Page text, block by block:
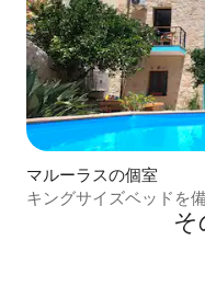
マルーラスの個室
キングサイズベッドを